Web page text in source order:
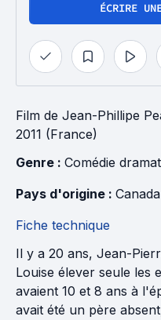
ÉCRIRE
Film de Jean-Phillipe
2011 (France)
Genre : Comédie
Pays d'origine : Canada
Fiche technique
Il y a 20 ans, Jean-
Louise élever seule les
avaient 10 et 8 ans à
avait été un père